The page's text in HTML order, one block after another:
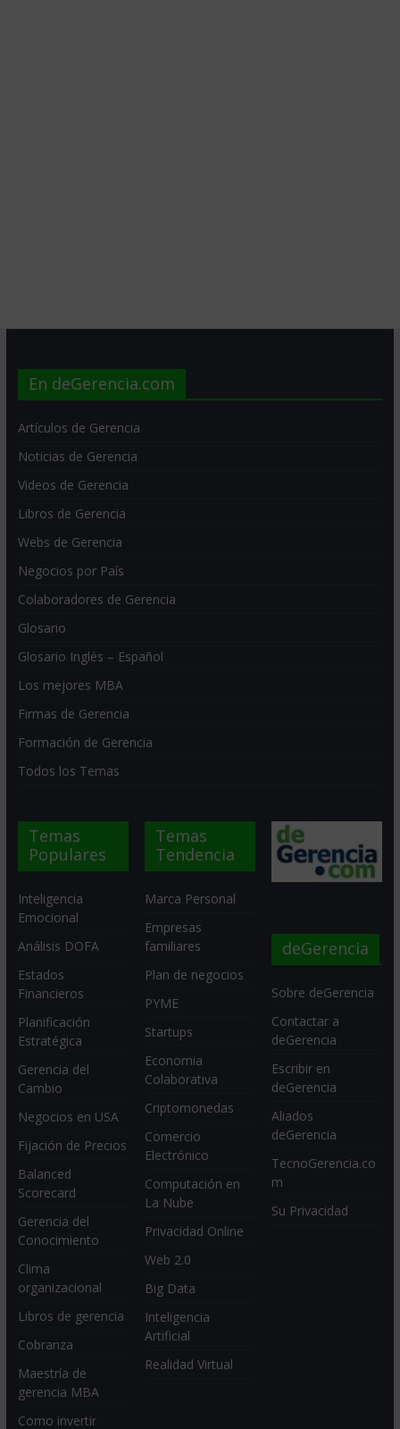
En deGerencia.com
Artículos de Gerencia
Noticias de Gerencia
Videos de Gerencia
Libros de Gerencia
Webs de Gerencia
Negocios por País
Colaboradores de Gerencia
Glosario
Glosario Inglés – Español
Los mejores MBA
Firmas de Gerencia
Formación de Gerencia
Todos los Temas
Temas
Populares
Inteligencia
Emocional
Análisis DOFA
Estados
Financieros
Planificación
Estratégica
Gerencia del
Cambio
Negocios en USA
Fijación de Precios
Balanced
Scorecard
Gerencia del
Conocimiento
Clima
organizacional
Libros de gerencia
Cobranza
Maestría de
gerencia MBA
Como invertir
Temas
Tendencia
Marca Personal
Empresas
familiares
Plan de negocios
PYME
Startups
Economia
Colaborativa
Criptomonedas
Comercio
Electrónico
Computación en
La Nube
Privacidad Online
Web 2.0
Big Data
Inteligencia
Artificial
Realidad Virtual
deGerencia
Sobre deGerencia
Contactar a
deGerencia
Escribir en
deGerencia
Aliados
deGerencia
TecnoGerencia.co
m
Su Privacidad